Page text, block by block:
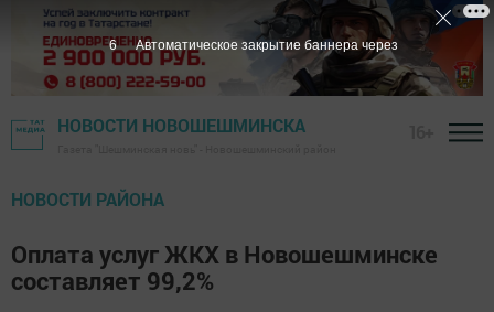
НОВОСТИ НОВОШЕШМИНСКА
НОВОСТИ РАЙОНА
Оплата услуг ЖКХ в Новошешминске
составляет 99,2%
5 Автоматическое закрытие баннера через